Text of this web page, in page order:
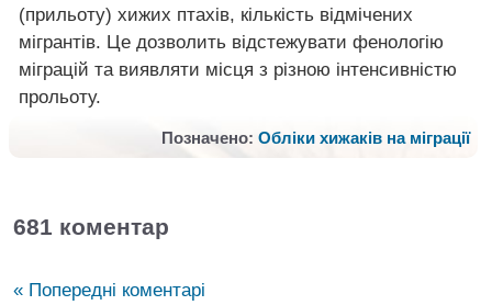
(прильоту) хижих птахів, кількість відмічених
мігрантів. Це дозволить відстежувати фенологію
міграцій та виявляти місця з різною інтенсивністю
прольоту.
Позначено:Обліки хижаків на міграції
681 коментар
« Попередні коментарі